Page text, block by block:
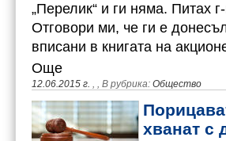
„Перелик“ и ги няма. Питах
Отговори ми, че ги е
вписани в книгата на
12.06.2015 г. , , В рубрика: Общество
Още
хванат с